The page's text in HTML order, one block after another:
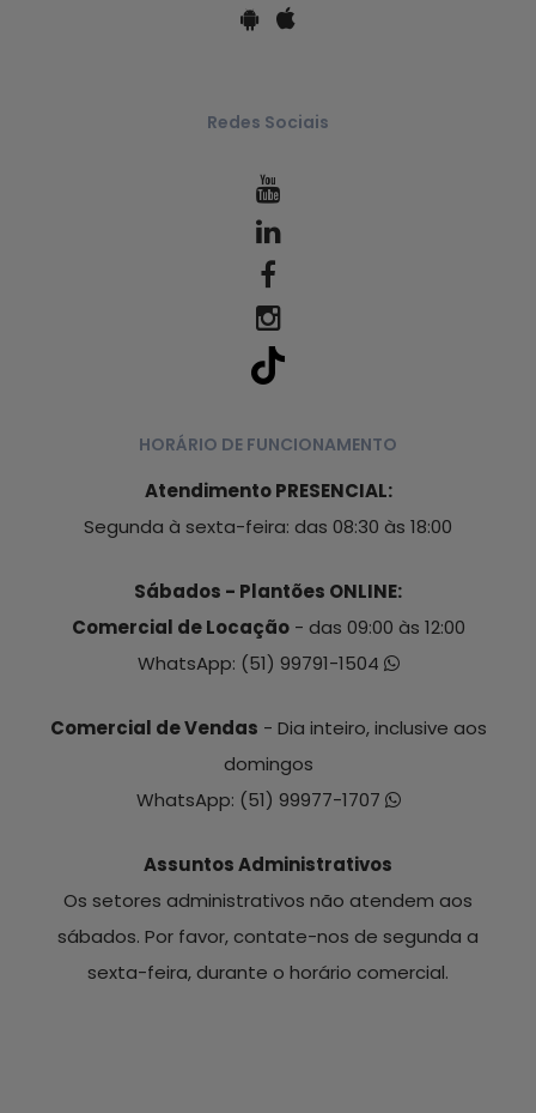
Redes Sociais
HORÁRIO DE FUNCIONAMENTO
Atendimento PRESENCIAL:
Segunda à sexta-feira: das 08:30 às 18:00
Sábados - Plantões ONLINE:
Comercial de Locação- das 09:00 às 12:00
WhatsApp: (51) 99791-1504
Comercial de Vendas - Dia inteiro, inclusive aos
domingos
WhatsApp: (51) 99977-1707
Assuntos Administrativos
Os setores administrativos não atendem aos
sábados. Por favor, contate-nos de segunda a
sexta-feira, durante o horário comercial.